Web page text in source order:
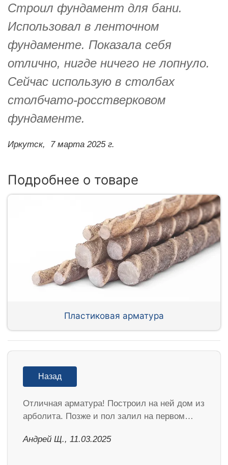
Строил фундамент для бани.
Использовал в ленточном
фундаменте. Показала себя
отлично, нигде ничего не лопнуло.
Сейчас использую в столбах
столбчато-росстверковом
фундаменте.
Иркутск, 7 марта 2025 г.
Подробнее о товаре
Пластиковая арматура
Назад
Отличная арматура! Построил на ней дом из
арболита. Позже и пол залил на первом…
Андрей Щ., 11.03.2025